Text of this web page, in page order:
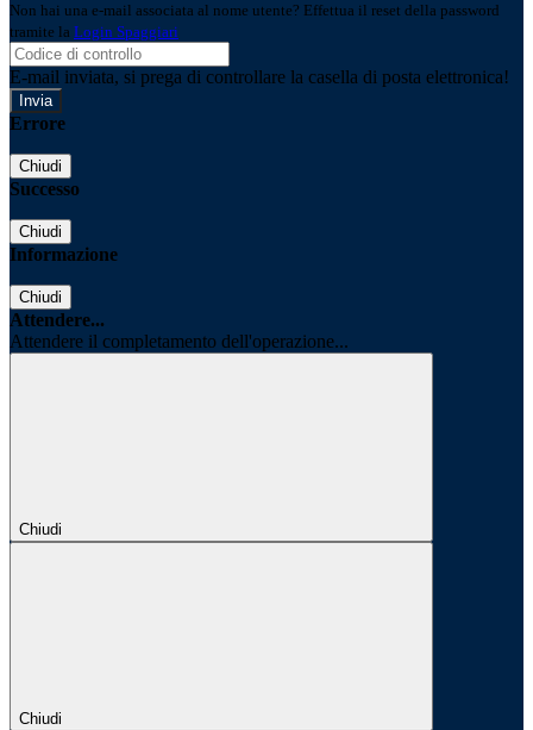
Non hai una e-mail associata al nome utente? Effettua il reset della password
tramite la Login Spaggiari
E-mail inviata, si prega di controllare la casella di posta elettronica!
Errore
Chiudi
Successo
Chiudi
Informazione
Chiudi
Attendere...
Attendere il completamento dell'operazione...
Chiudi
Chiudi